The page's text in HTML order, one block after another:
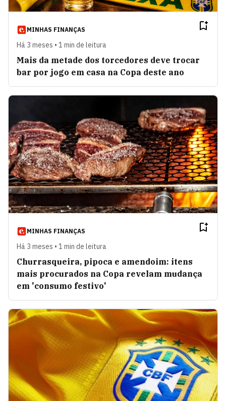
MINHAS FINANÇAS
Há 3 meses • 1 min de leitura
Mais da metade dos torcedores deve trocar
bar por jogo em casa na Copa deste ano
MINHAS FINANÇAS
Há 3 meses • 1 min de leitura
Churrasqueira, pipoca e amendoim: itens
mais procurados na Copa revelam mudança
em 'consumo festivo'